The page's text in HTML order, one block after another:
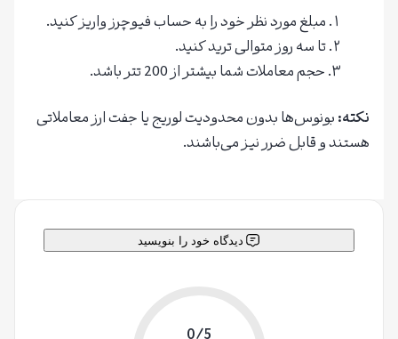
مبلغ مورد نظر خود را به حساب فیوچرز واریز کنید.
تا سه روز متوالی ترید کنید.
حجم معاملات شما بیشتر از 200 تتر باشد.
نکته:بونوس‌ها بدون محدودیت لوریج یا جفت ارز معاملاتی
هستند و قابل ضرر نیز می‌باشند.
دیدگاه خود را بنویسید